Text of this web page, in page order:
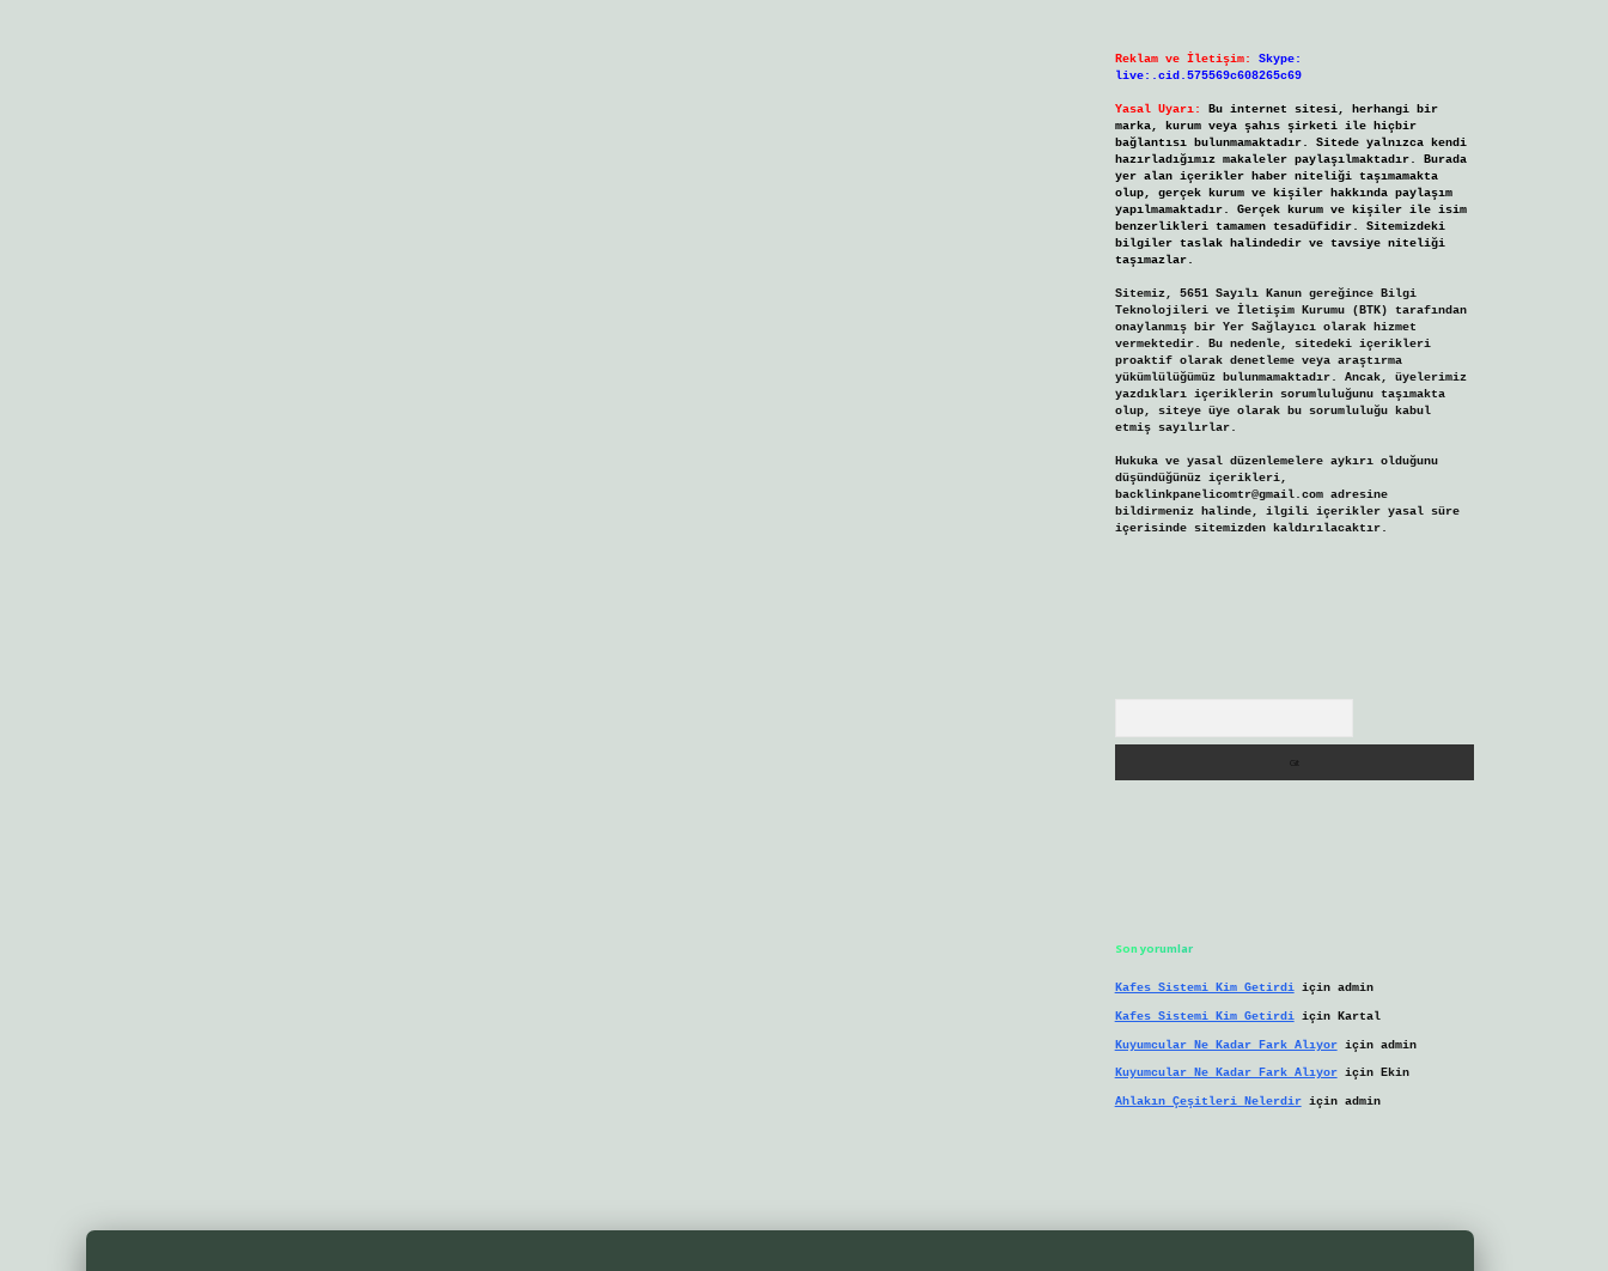
Reklam ve İletişim:
Skype:
live:.cid.575569c608265c69
Yasal Uyarı:
Bu internet sitesi, herhangi bir
marka, kurum veya şahıs şirketi ile hiçbir
bağlantısı bulunmamaktadır. Sitede yalnızca kendi
hazırladığımız makaleler paylaşılmaktadır. Burada
yer alan içerikler haber niteliği taşımamakta
olup, gerçek kurum ve kişiler hakkında paylaşım
yapılmamaktadır. Gerçek kurum ve kişiler ile isim
benzerlikleri tamamen tesadüfidir. Sitemizdeki
bilgiler taslak halindedir ve tavsiye niteliği
taşımazlar.
Sitemiz, 5651 Sayılı Kanun gereğince Bilgi
Teknolojileri ve İletişim Kurumu (BTK) tarafından
onaylanmış bir Yer Sağlayıcı olarak hizmet
vermektedir. Bu nedenle, sitedeki içerikleri
proaktif olarak denetleme veya araştırma
yükümlülüğümüz bulunmamaktadır. Ancak, üyelerimiz
yazdıkları içeriklerin sorumluluğunu taşımakta
olup, siteye üye olarak bu sorumluluğu kabul
etmiş sayılırlar.
Hukuka ve yasal düzenlemelere aykırı olduğunu
düşündüğünüz içerikleri,
backlinkpanelicomtr@gmail.comadresine
bildirmeniz halinde, ilgili içerikler yasal süre
içerisinde sitemizden kaldırılacaktır.
Son yorumlar
Kafes Sistemi Kim Getirdiiçin admin
Kafes Sistemi Kim Getirdiiçin Kartal
Kuyumcular Ne Kadar Fark Alıyoriçin admin
Kuyumcular Ne Kadar Fark Alıyoriçin Ekin
Ahlakın Çeşitleri Nelerdiriçin admin